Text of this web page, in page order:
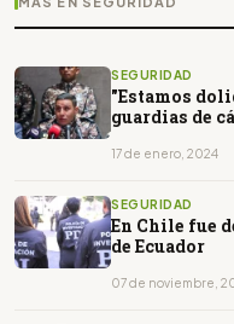
SEGURIDAD
"Estamos
guardias de
17 de enero, 2024
SEGURIDAD
En Chile fue
de Ecuador
07 de noviembre,